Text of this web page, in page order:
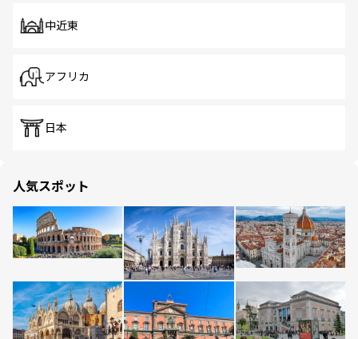
中近東
アフリカ
日本
人気スポット